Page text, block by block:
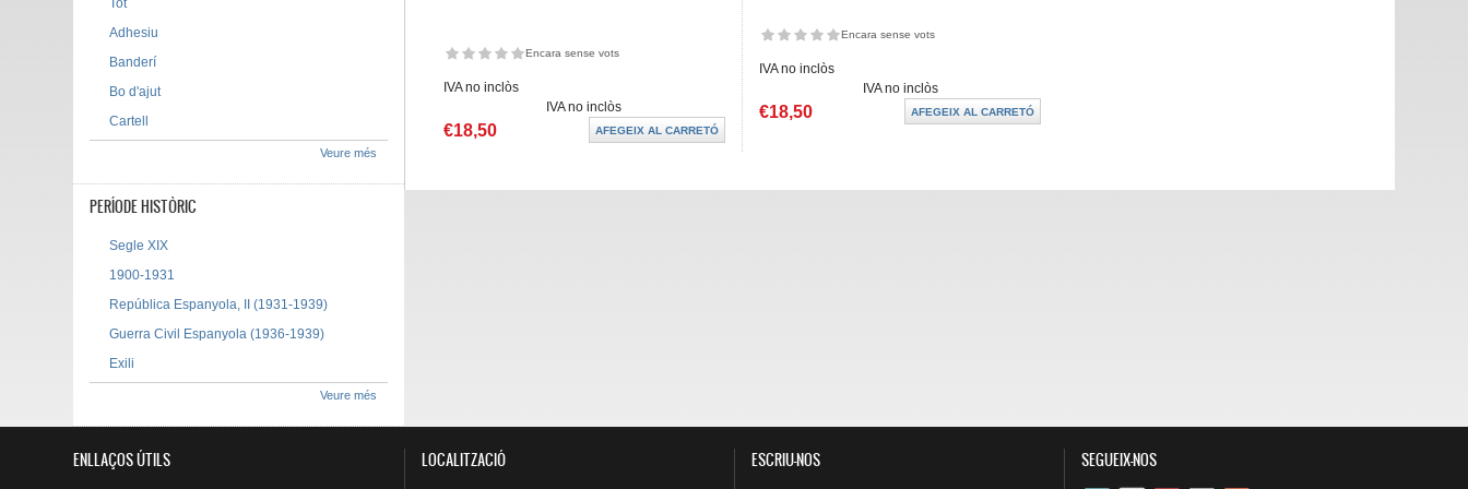
Encara sense vots
IVA no inclòs
IVA no inclòs
€18,50
Encara sense vots
IVA no inclòs
IVA no inclòs
€18,50
Tot
Adhesiu
Banderí
Bo d'ajut
Cartell
Veure més
PERÍODE HISTÒRIC
Segle XIX
1900-1931
República Espanyola, II (1931-1939)
Guerra Civil Espanyola (1936-1939)
Exili
Veure més
ENLLAÇOS ÚTILS LOCALITZACIÓ ESCRIU-NOS SEGUEIX-NOS